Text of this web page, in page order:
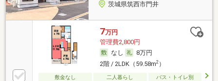
茨城県筑西市門井
7万円
管理費2,800円
なし
8万円
2階 / 2LDK（59.58m2）
敷金なし 二人暮らし
バス・トイレ別